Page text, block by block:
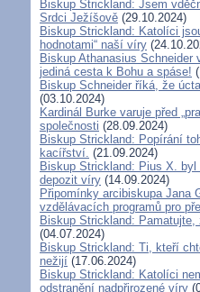
Biskup Strickland: Jsem
Srdci Ježíšově (29.10.2024)
Biskup Strickland: Katolíci
hodnotami“ naší víry
Biskup Athanasius
jediná cesta k Bohu a spáse!
Biskup Schneider říká, že
(03.10.2024)
Kardinál Burke varuje před
společnosti (28.09.2024)
Biskup Strickland: Popírání
kacířství. (21.09.2024)
Biskup Strickland: Pius X.
depozit víry (14.09.2024)
Připomínky arcibiskupa Jana
vzdělávacích programů pro
Biskup Strickland:
(04.07.2024)
Biskup Strickland: Ti, kteří
nežijí (17.06.2024)
Biskup Strickland: Katolíci
odstranění nadpřirozené víry